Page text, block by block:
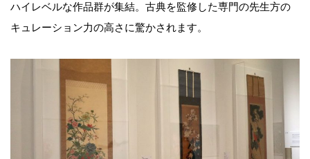
ハイレベルな作品群が集結。古典を監修した専門の先生方の
キュレーション力の高さに驚かされます。